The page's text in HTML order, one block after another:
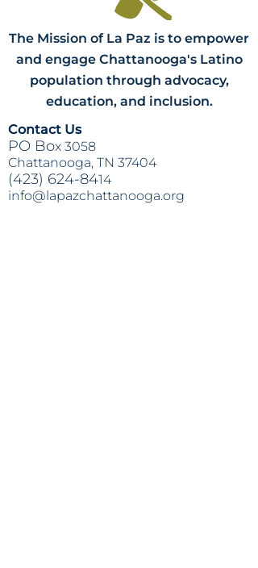
The Mission of La Paz is to empower
and engage Chattanooga's Latino
population through advocacy,
education, and inclusion.
Contact Us
PO Box 3058
Chattanooga, TN 37404
(423) 624-8414
info@lapazchattanooga.org